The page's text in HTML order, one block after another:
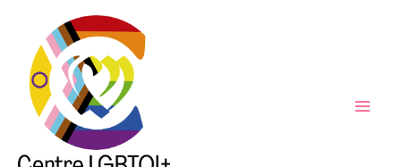
contenu